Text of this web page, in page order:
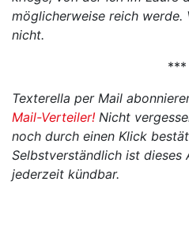
möglicherweise reich werde.
nicht.
***
Texterella per Mail
Mail-Verteiler! Nicht
noch durch einen Klick
Selbstverständlich ist dieses
jederzeit kündbar.